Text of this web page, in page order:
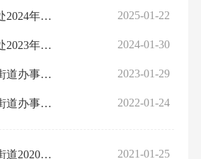
径河街道办事处2024年政府信息公开工作年度报告 2025-01-22
径河街道办事处2023年政府信息公开工作年度报告 2024-01-30
东西湖区径河街道办事处2022年政府信息公开工作年度报告 2023-01-29
东西湖区径河街道办事处2021年政府信息公开工作年度报告 2022-01-24
东西湖区径河街道2020年政府信息公开工作年度报告 2021-01-25